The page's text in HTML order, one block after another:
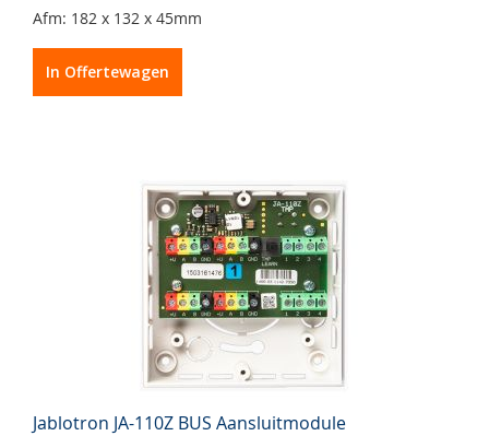
Afm: 182 x 132 x 45mm
In Offertewagen
Jablotron JA-110Z BUS Aansluitmodule